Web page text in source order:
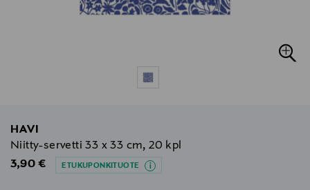
HAVI
Niitty-servetti 33 x 33 cm, 20 kpl
Original Price
3,90 € ETUKUPONKITUOTE